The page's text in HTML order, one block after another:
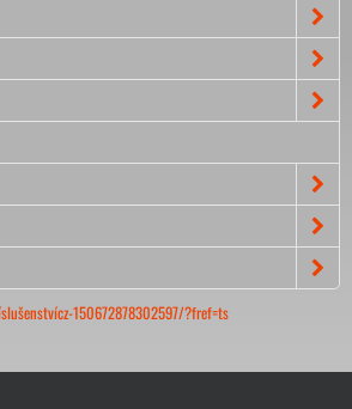
150672878302597/?fref=ts